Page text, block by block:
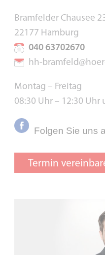
Bramfelder Chausee
22177 Hamburg
040 63702670
hh-
Montag – Freitag
08:30 Uhr – 12:30 Uhr
Folgen Sie uns
Termin